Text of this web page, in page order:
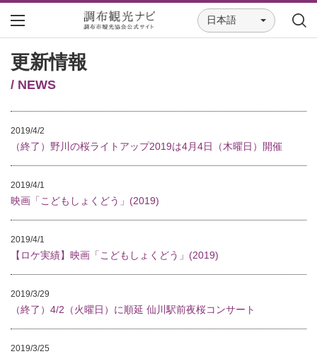
日本語
更新情報
/ NEWS
2019/4/2
（終了）野川の桜ライトアップ2019は4月4日（木曜日）開催
2019/4/1
映画「こどもしょくどう」(2019)
2019/4/1
【ロケ実績】映画「こどもしょくどう」(2019)
2019/3/29
（終了）4/2（火曜日）に順延 仙川駅前夜桜コンサート
2019/3/25